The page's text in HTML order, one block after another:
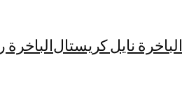
الباخرة نايل كريستالالباخرة